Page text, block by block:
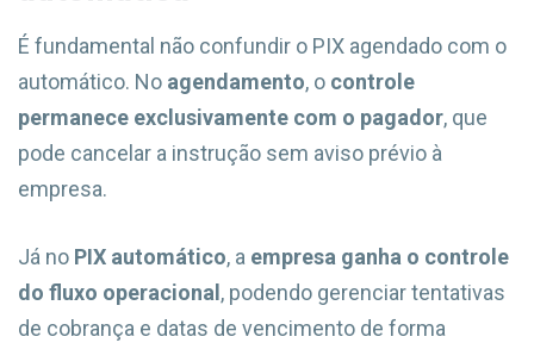
É fundamental não confundir o PIX agendado com o
automático. No agendamento, o controle
permanece exclusivamente com o pagador, que
pode cancelar a instrução sem aviso prévio à
empresa.
Já no PIX automático, a empresa ganha o controle
do fluxo operacional, podendo gerenciar tentativas
de cobrança e datas de vencimento de forma